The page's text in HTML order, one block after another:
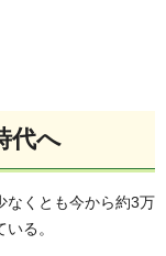
代へ
なくとも今から約3万
る。